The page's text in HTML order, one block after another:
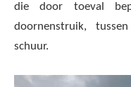
die door toeval
doornenstruik,
schuur.